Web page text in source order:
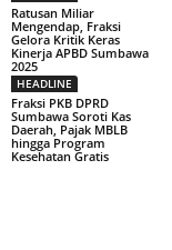
Ratusan Miliar
Mengendap, Fraksi
Gelora Kritik Keras
Kinerja APBD Sumbawa
2025
HEADLINE
Fraksi PKB DPRD
Sumbawa Soroti Kas
Daerah, Pajak MBLB
hingga Program
Kesehatan Gratis